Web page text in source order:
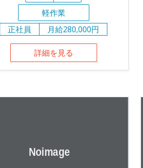
軽作業
正社員
月給280,000円
詳細を見る